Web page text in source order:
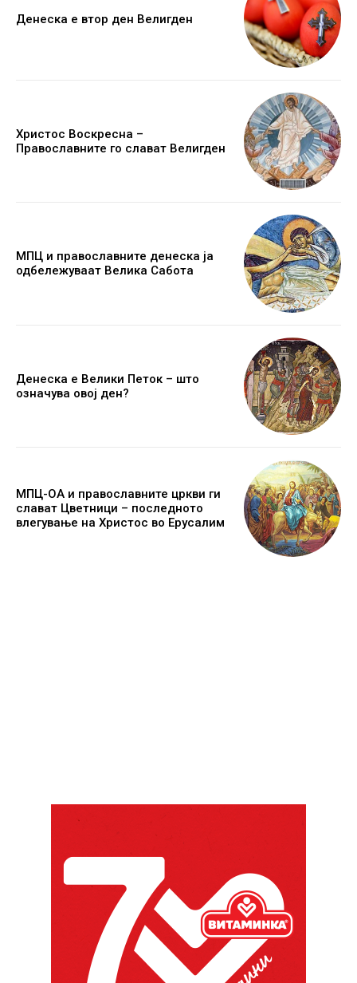
Денеска е втор ден Велигден
Христос Воскресна –
Православните го слават Велигден
МПЦ и православните денеска ја
одбележуваат Велика Сабота
Денеска е Велики Петок – што
означува овој ден?
МПЦ-ОА и православните цркви ги
слават Цветници – последното
влегување на Христос во Ерусалим